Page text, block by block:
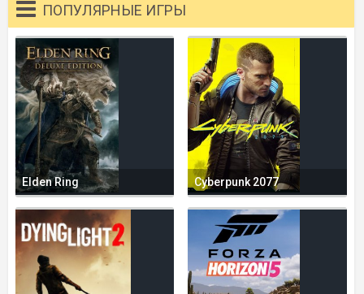
ПОПУЛЯРНЫЕ ИГРЫ
Elden Ring Cyberpunk 2077